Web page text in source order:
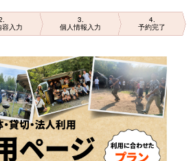
入力
3
個人情報入力
4
予約完了